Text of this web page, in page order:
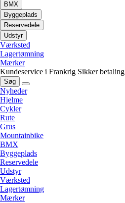
BMX
Byggeplads
Reservedele
Udstyr
Værksted
Lagertømning
Mærker
Kundeservice i Frankrig Sikker betaling
Søg
Nyheder
Hjelme
Cykler
Rute
Grus
Mountainbike
BMX
Byggeplads
Reservedele
Udstyr
Værksted
Lagertømning
Mærker